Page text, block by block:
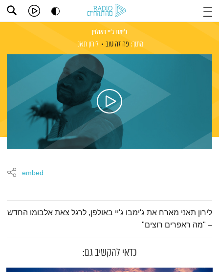
ג'ימבו ג'יי באולפן
מתוך: פה זה טוב לירון תאני
embed
תמצית הפודקאסט
לירון תאני מארח את ג'ימבו ג'יי באולפן, לרגל צאת אלבומו החדש
– "מה ראפרים רוצים"
כדאי להקשיב גם: